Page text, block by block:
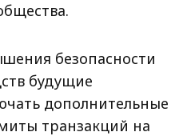
безопасности
будущие
дополнительные
транзакций на